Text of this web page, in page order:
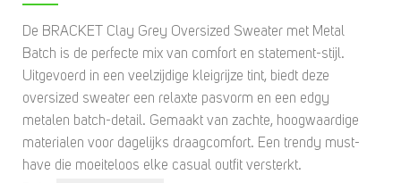
De BRACKET Clay Grey Oversized Sweater met Metal
Batch is de perfecte mix van comfort en statement-stijl.
Uitgevoerd in een veelzijdige kleigrijze tint, biedt deze
oversized sweater een relaxte pasvorm en een edgy
metalen batch-detail. Gemaakt van zachte, hoogwaardige
materialen voor dagelijks draagcomfort. Een trendy must-
have die moeiteloos elke casual outfit versterkt.